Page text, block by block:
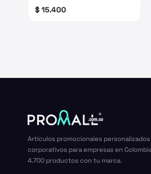
$ 15.400
Artículos promocionales
corporativos para empresas en
4.700 productos con tu marca.